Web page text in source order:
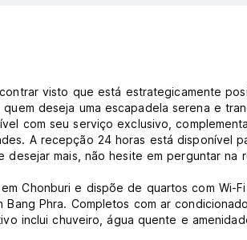
visto que está estrategicamente
deseja uma escapadela serena e
com seu serviço exclusivo,
A recepção 24 horas está disponível
desejar mais, não hesite em perguntar
Chonburi e dispõe de quartos com
Bang Phra. Completos com ar
inclui chuveiro, água quente e